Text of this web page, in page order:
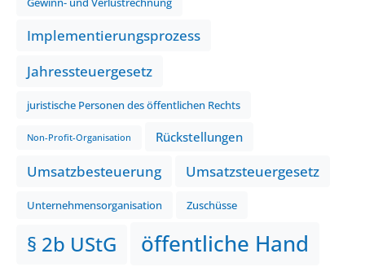
Implementierungsprozess
Jahressteuergesetz
juristische Personen des öffentlichen Rechts
Non-Profit-Organisation Rückstellungen
Umsatzbesteuerung Umsatzsteuergesetz
Unternehmensorganisation Zuschüsse
§ 2b UStG öffentliche Hand